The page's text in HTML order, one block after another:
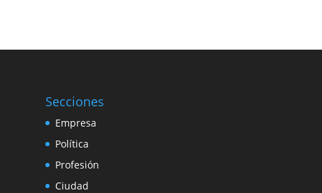
Secciones
Empresa
Política
Profesión
Ciudad